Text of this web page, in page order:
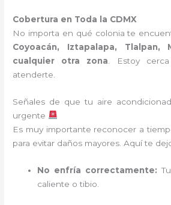
Cobertura en Toda la CDMX
No importa en qué colonia te
Coyoacán, Iztapalapa, Tlalpan,
cualquier otra zona . Estoy
atenderte.
Señales de que tu aire
urgente
Es muy importante reconocer a
para evitar daños mayores. Aquí te
No enfría correctamente:
caliente o tibio.